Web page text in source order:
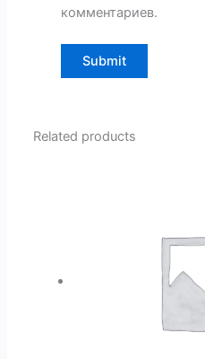
комментариев.
Related products